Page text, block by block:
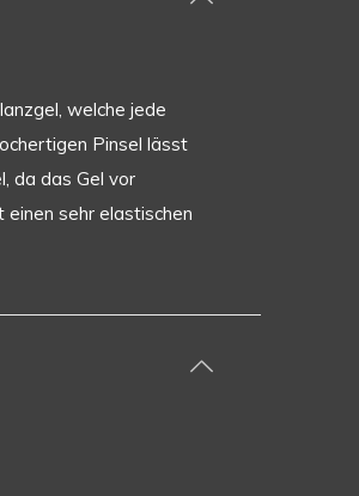
welche jede
Pinsel lässt
da das Gel vor
sehr elastischen